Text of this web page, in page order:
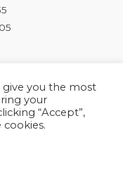
|
give you the most
your
“Accept”,